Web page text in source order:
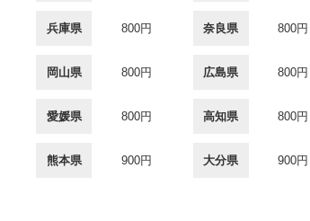
兵庫県 800円 奈良県 800円
岡山県 800円 広島県 800円
愛媛県 800円 高知県 800円
熊本県 900円 大分県 900円